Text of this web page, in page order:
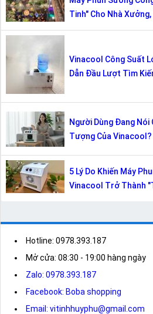
Tinh" Cho Nhà
Vinacool Công Suất
Dẫn Đầu Lượt Tìm
Người Dùng Đang Nói
Tượng Của Vinacool?
5 Lý Do Khiến Máy
Vinacool Trở Thành
Hotline: 0978.393.187
Mở cửa: 08:30 - 19:00 hàng ngày
Zalo: 0978.393.187
Facebook: Boba shopping
Email: vitinhhuyphu@gmail.com